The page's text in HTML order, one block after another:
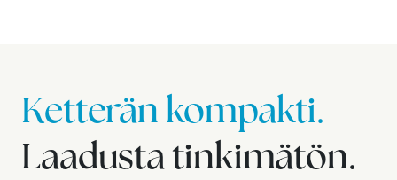
Ketterän kompakti.
Laadusta tinkimätön.